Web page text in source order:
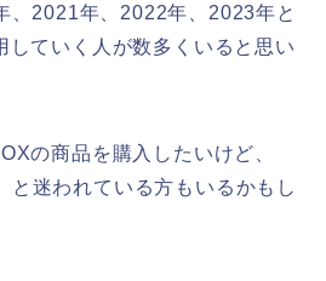
、2021年、2022年、2023年と
していく人が数多くいると思い
の商品を購入したいけど、
と迷われている方もいるかもし